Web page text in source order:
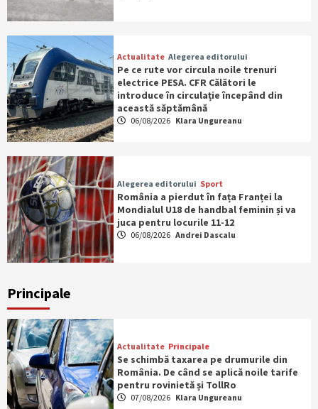
Actualitate Alegerea editorului
Pe ce rute vor circula noile trenuri
electrice PESA. CFR Călători le
introduce în circulație începând din
această săptămână
06/08/2026 Klara Ungureanu
Alegerea editorului Sport
România a pierdut în fața Franței la
Mondialul U18 de handbal feminin și va
juca pentru locurile 11-12
06/08/2026 Andrei Dascalu
Principale
Actualitate Principale
Se schimbă taxarea pe drumurile din
România. De când se aplică noile tarife
pentru rovinietă și TollRo
07/08/2026 Klara Ungureanu